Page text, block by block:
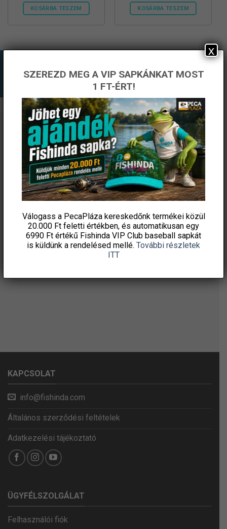
440 Ft. 195 Ft.
KOSÁRBA TESZEM
430 Ft. 216 Ft.
KOSÁRBA TESZEM
ÉRTESÜLJ ELSŐKÉNT! IRATKOZZ FEL A
HÍRLEVELÜNKRE!
KAPCSOLAT
info@fishinda.com
Általános szerződési feltételek
Adatkezelési tájékoztató
ÜGYFÉLSZOLGÁLAT
Felhasználói fiók
SZEREZD MEG A VIP SAPKÁNKAT MOST
1 FT-ÉRT!
Válogass a PecaPláza kereskedőnk termékei közül
20.000 Ft feletti értékben, és automatikusan egy
6990 Ft értékű Fishinda VIP Club baseball sapkát
is küldünk a rendelésed mellé. További részletek
ITT
x